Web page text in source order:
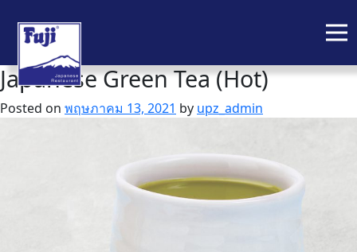
Skip
to
content
Japanese Green Tea (Hot)
Posted on พฤษภาคม 13, 2021 by upz_admin